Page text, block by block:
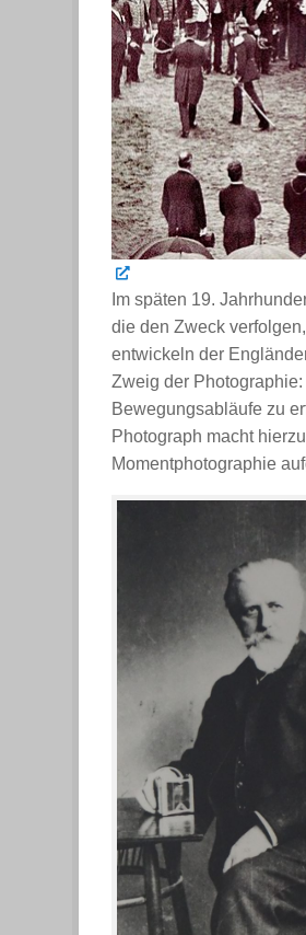
Im späten 19.
die den Zweck
entwickeln der
Zweig der
Bewegungsabläufe zu
Photograph macht
Momentphotographie